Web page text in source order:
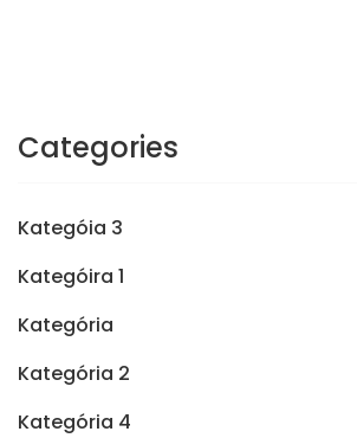
Categories
Kategóia 3
Kategóira 1
Kategória
Kategória 2
Kategória 4